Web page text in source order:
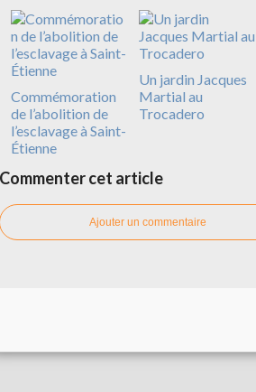
Commémoration
de l’abolition de
l’esclavage à Saint-
Étienne
Un jardin Jacques
Martial au
Trocadero
Commenter cet article
Ajouter un commentaire